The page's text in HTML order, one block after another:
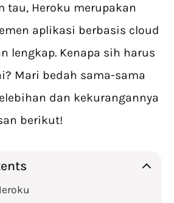
tau, Heroku merupakan
aplikasi berbasis cloud
lengkap. Kenapa sih harus
Mari bedah sama-sama
dan kekurangannya
berikut!